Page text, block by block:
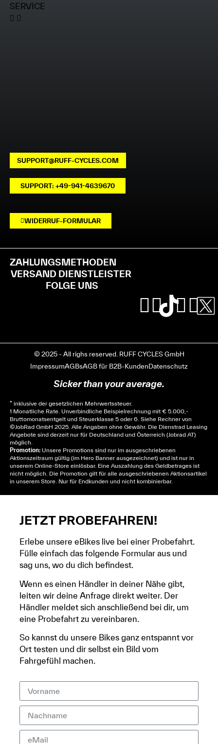
SERVICE
SUPPORT@RUFF-CYCLES.COM
SUPPORT: +49-941-4639670
WIDERRUF-FORMULAR
ZAHLUNGSMETHODEN
VERSAND DIENSTLEISTER
FOLGE UNS
© 2025 - All righs reserved. RUFF CYCLES GmbH
ImpressumAGBsAGB für B2B-KundenDatenschutz
Sicker than your average.
* inklusive der gesetzlichen Mehrwertssteuer.
1 Monatliche Rate. Unverbindliche Beispielrechnung mit € 5.000,-
Bruttomonatsentgelt und Steuerklasse 5 oder 6. Siehe Rechner von
© JobRad GmbH 2025. Alle Angaben ohne Gewähr. Die Dienstrad Leasing
Angebote sind derzeit nur für Deutschland und Österreich (Jobrad AT)
möglich.
Promotion: Unsere Promotions sind nur im ausgeschriebenen
Aktionszeitraum gültig (im Hero Banner ausgezeichnet) und ist nur in
unserem Online-Store einlösbar. Eine Auszahlung des Geldbetrages ist
nicht möglich. Die Promotion gilt für alle ausgeschriebenen Aktionsartikel
in unserem Store. Nur für Endkunden und nicht kombinierbar.
JETZT PROBEFAHREN!
Erlebe unsere eBikes live bei einer Probefahrt.
Fülle einfach das folgende Formular aus und
sag uns, wo du dich befindest.
Wenn es einen Händler in deiner Nähe gibt,
leiten wir deine Anfrage direkt weiter. Der
Händler meldet sich anschließend bei dir, um
eine Probefahrt zu vereinbaren.
So kannst du unsere Bikes ganz entspannt vor
Ort testen und dir selbst ein Bild vom
Fahrgefühl machen.